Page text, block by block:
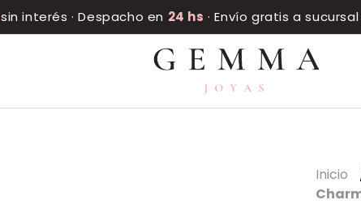
sin interés · Despacho en 24 hs · Envío gratis a
Inicio